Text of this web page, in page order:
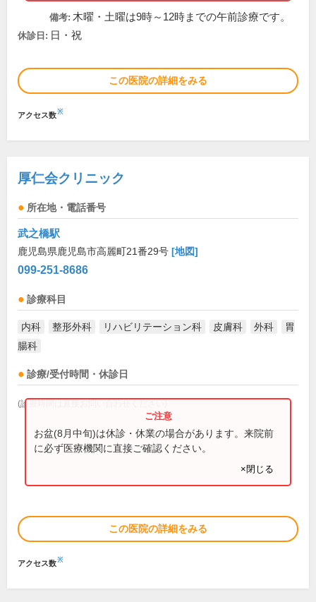
備考: 木曜・土曜は9時～12時までの午前診療です。
休診日: 日・祝
この医院の詳細をみる
アクセス数※
厚仁会クリニック
所在地・電話番号
武之橋駅
鹿児島県鹿児島市高麗町21番29号 [地図]
099-251-8686
診療科目
内科 整形外科 リハビリテーション科 皮膚科 外科
胃
腸科
診療/受付時間・休診日
(診療時間は直接お問い合わせください)
お盆(8月中旬)は休診・休業の場合があります。来院前
に必ず医療機関に直接ご確認ください。
×閉じる
この医院の詳細をみる
アクセス数※